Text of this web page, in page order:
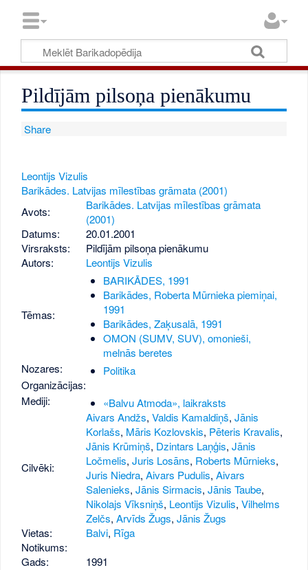
Pildījām pilsoņa pienākumu
Share
Leontijs Vizulis
Barikādes. Latvijas mīlestības grāmata (2001)
Avots:
Barikādes. Latvijas mīlestības grāmata
(2001)
Datums:
20.01.2001
Virsraksts:
Pildījām pilsoņa pienākumu
Autors:
Leontijs Vizulis
Tēmas:
BARIKĀDES, 1991
Barikādes, Roberta Mūrnieka piemiņai,
1991
Barikādes, Zaķusalā, 1991
OMON (SUMV, SUV), omonieši,
melnās beretes
Nozares:
Politika
Organizācijas:
Mediji:
«Balvu Atmoda», laikraksts
Cilvēki:
Aivars Andžs,Valdis Kamaldiņš,Jānis
Korlašs, Māris Kozlovskis, Pēteris Kravalis,
Jānis Krūmiņš, Dzintars Laņģis,Jānis
Ločmelis,Juris Losāns, Roberts Mūrnieks,
Juris Niedra,Aivars Pudulis,Aivars
Salenieks,Jānis Sirmacis,Jānis Taube,
Nikolajs Vīksniņš, Leontijs Vizulis,Vilhelms
Zelčs,Arvīds Žugs,Jānis Žugs
Vietas:
Balvi, Rīga
Notikums:
Gads:
1991